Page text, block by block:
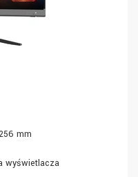
mm
wyświetlacza